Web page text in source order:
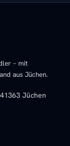
– mit
aus Jüchen.
Jüchen